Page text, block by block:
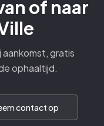
of naar
gratis
ophaaltijd.
contact op